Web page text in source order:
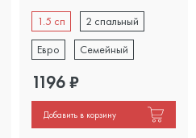
1.5 сп
2 спальный
Евро
Семейный
1196₽
Добавить в корзину